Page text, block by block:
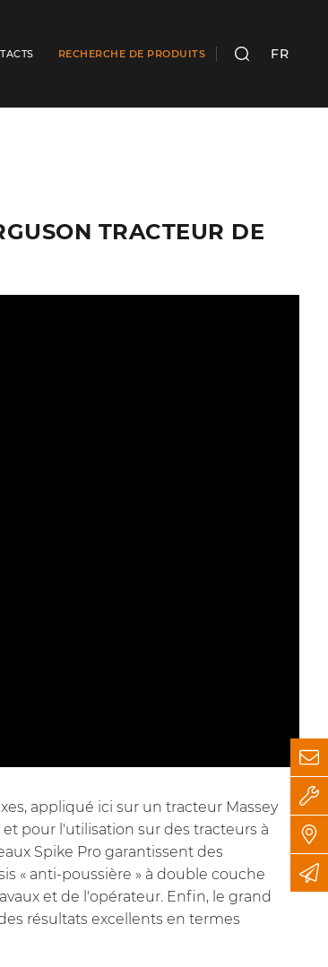
RECHERCHE DE PRODUITS RECHERCHER
FR
TRACTEUR DE
appliqué ici sur un tracteur Massey
pour l'utilisation sur des tracteurs à
Spike Pro garantissent des
« anti-poussière » à double couche
et de l'opérateur. Enfin, le grand
résultats excellents en termes